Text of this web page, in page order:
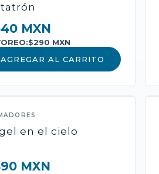
MXN
$290 MXN
AGREGAR AL CARRITO
en el cielo
MXN